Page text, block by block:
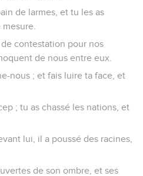
de larmes, et tu les as
contestation pour nos
de nous entre eux.
nous ; et fais luire ta face, et
; tu as chassé les nations, et
lui, il a poussé des racines,
de son ombre, et ses